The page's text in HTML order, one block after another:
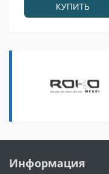
КУПИТЬ
Информация